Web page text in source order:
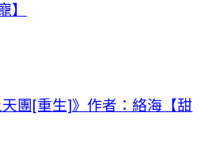
】
天團[重生]》作者：絡海【甜